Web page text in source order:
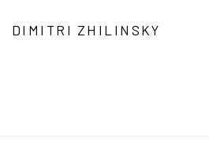
DIMITRI ZHILINSKY